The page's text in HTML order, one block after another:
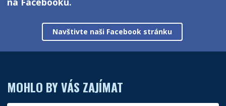
Navštivte naši Facebook stránku
MOHLO BY VÁS ZAJÍMAT